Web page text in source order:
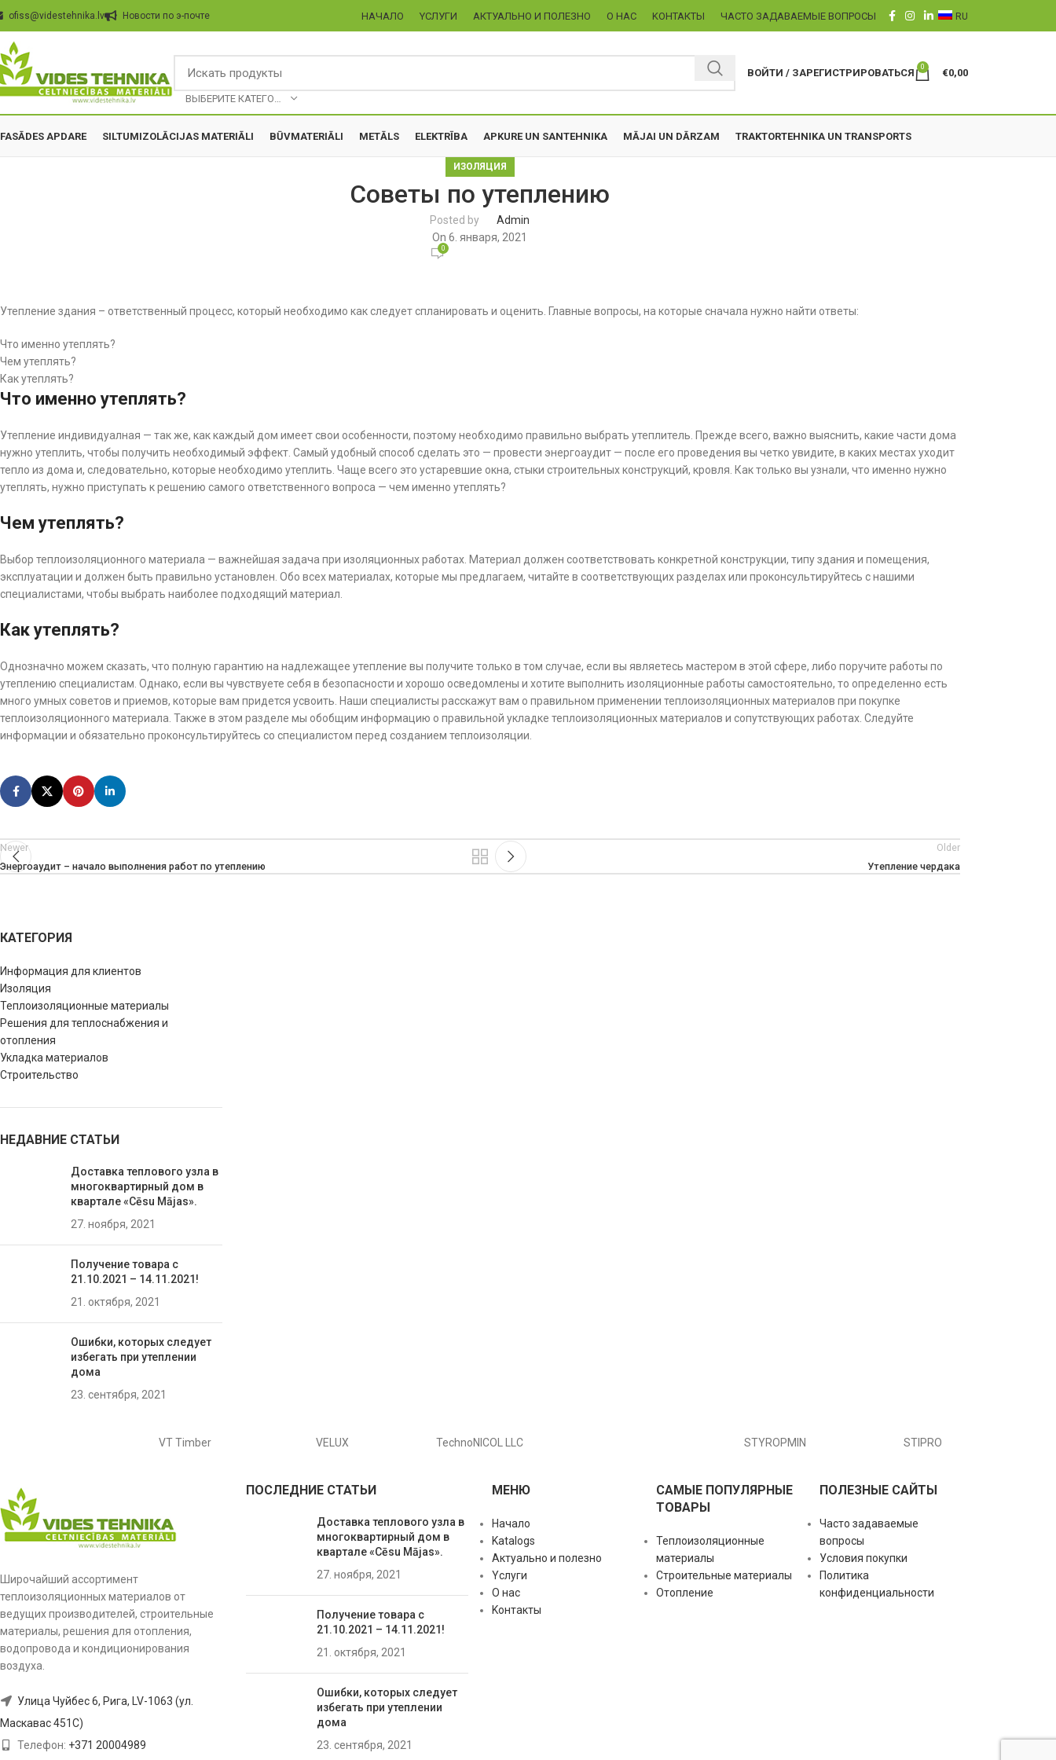
ofiss@videstehnika.lv Hовости по э-почте НАЧАЛО YСЛУГИ АКТУАЛЬНО И ПОЛЕЗНО О НАС KОНТАКТЫ ЧАСТО ЗАДАВАЕМЫЕ ВОПРОСЫ RU
ВОЙТИ / ЗАРЕГИСТРИРОВАТЬСЯ
0
€0,00
FASĀDES APDARE SILTUMIZOLĀCIJAS MATERIĀLI BŪVMATERIĀLI METĀLS ELEKTRĪBA APKURE UN SANTEHNIKA MĀJAI UN DĀRZAM TRAKTORTEHNIKA UN TRANSPORTS
ИЗОЛЯЦИЯ
Советы по утеплению
Posted by
Admin
On 6. января, 2021
0
Утепление здания – ответственный процесс, который необходимо как следует спланировать и оценить. Главные вопросы, на которые сначала нужно найти ответы:
Что именно утеплять?
Чем утеплять?
Как утеплять?
Что именно утеплять?
Утепление индивидуалная — так же, как каждый дом имеет свои особенности, поэтому необходимо правильно выбрать утеплитель. Прежде всего, важно выяснить, какие части дома
нужно утеплить, чтобы получить необходимый эффект. Самый удобный способ сделать это — провести энергоаудит — после его проведения вы четко увидите, в каких местах уходит
тепло из дома и, следовательно, которые необходимо утеплить. Чаще всего это устаревшие окна, стыки строительных конструкций, кровля. Как только вы узнали, что именно нужно
утеплять, нужно приступать к решению самого ответственного вопроса — чем именно утеплять?
Чем утеплять?
Выбор теплоизоляционного материала — важнейшая задача при изоляционных работах. Материал должен соответствовать конкретной конструкции, типу здания и помещения,
эксплуатации и должен быть правильно установлен. Обо всех материалах, которые мы предлагаем, читайте в соответствующих разделах или проконсультируйтесь с нашими
специалистами, чтобы выбрать наиболее подходящий материал.
Как утеплять?
Однозначно можем сказать, что полную гарантию на надлежащее утепление вы получите только в том случае, если вы являетесь мастером в этой сфере, либо поручите работы по
утеплению специалистам. Однако, если вы чувствуете себя в безопасности и хорошо осведомлены и хотите выполнить изоляционные работы самостоятельно, то определенно есть
много умных советов и приемов, которые вам придется усвоить. Наши специалисты расскажут вам о правильном применении теплоизоляционных материалов при покупке
теплоизоляционного материала. Также в этом разделе мы обобщим информацию о правильной укладке теплоизоляционных материалов и сопутствующих работах. Следуйте
информации и обязательно проконсультируйтесь со специалистом перед созданием теплоизоляции.
Newer
Энергоаудит – начало выполнения работ по утеплению
Older
Утепление чердака
КАТЕГОРИЯ
Информация для клиентов
Изоляция
Теплоизоляционные материалы
Решения для теплоснабжения и
отопления
Укладка материалов
Cтроительство
НЕДАВНИЕ СТАТЬИ
Доставка теплового узла в
многоквартирный дом в
квартале «Cēsu Mājas».
27. ноября, 2021
Получение товара с
21.10.2021 – 14.11.2021!
21. октября, 2021
Ошибки, которых следует
избегать при утеплении
домa
23. сентября, 2021
VT Timber VELUX TechnoNICOL LLC STYROPMIN STIPRO
Широчайший ассортимент
теплоизоляционных материалов от
ведущих производителей, строительные
материалы, решения для отопления,
водопровода и кондиционирования
воздуха.
Улица Чуйбес 6, Рига, LV-1063 (ул.
Маскавас 451C)
Телефон: +371 20004989
ПОСЛЕДНИЕ СТАТЬИ
Доставка теплового узла в
многоквартирный дом в
квартале «Cēsu Mājas».
27. ноября, 2021
Получение товара с
21.10.2021 – 14.11.2021!
21. октября, 2021
Ошибки, которых следует
избегать при утеплении
домa
23. сентября, 2021
МЕНЮ
Начало
Katalogs
Актуально и полезно
Yслуги
О нас
Kонтакты
САМЫЕ ПОПУЛЯРНЫЕ
ТОВАРЫ
Теплоизоляционные
материалы
Строительные материалы
Отопление
ПОЛЕЗНЫЕ САЙТЫ
Часто задаваемые
вопросы
Условия покупки
Политика
конфиденциальности